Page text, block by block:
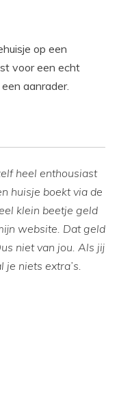
op een
voor een echt
aanrader.
heel enthousiast
huisje boekt via de
klein beetje geld
website. Dat geld
niet van jou. Als jij
niets extra’s.